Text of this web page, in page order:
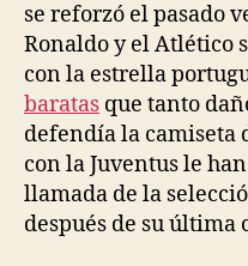
se reforzó el pasado
Ronaldo y el Atlético
con la estrella
baratas que tanto
defendía la camiseta
con la Juventus le
llamada de la
después de su última